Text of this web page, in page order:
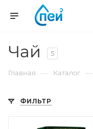
Чай 5
Главная — Каталог —
ФИЛЬТР